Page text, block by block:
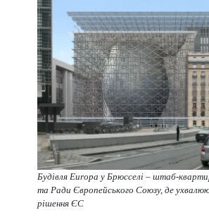
Будівля Europa у Брюсселі – штаб-
та Ради Європейського Союзу, де
рішення ЄС